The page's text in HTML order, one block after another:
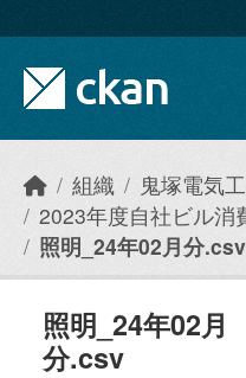
組織
鬼塚電気
2023年度自社ビル消
照明_24年02月分.csv
照明_24年02月
分.csv